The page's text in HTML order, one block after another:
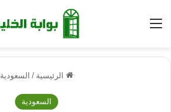
القائمة
الرئيسية / السعودية
السعودية